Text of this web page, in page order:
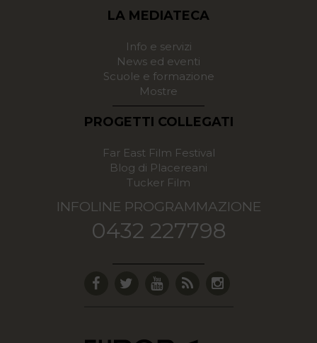
LA MEDIATECA
Info e servizi
News ed eventi
Scuole e formazione
Mostre
PROGETTI COLLEGATI
Far East Film Festival
Blog di Placereani
Tucker Film
INFOLINE PROGRAMMAZIONE
0432 227798